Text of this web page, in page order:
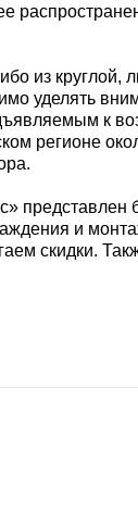
из
уделять
к
регионе
и
скидки.